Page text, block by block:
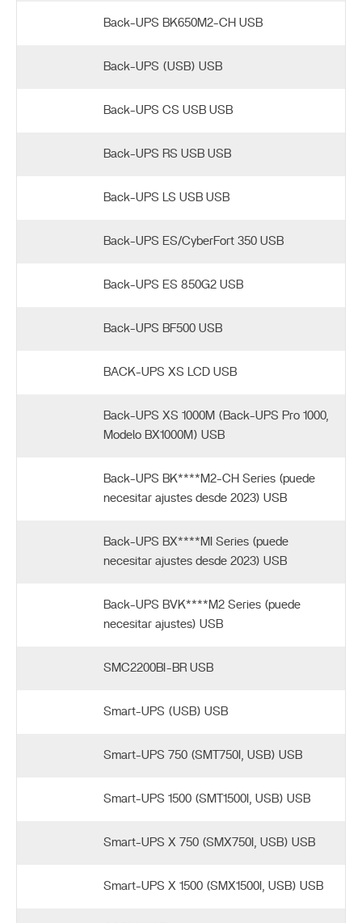
Back-UPS BK650M2-CH USB
Back-UPS (USB) USB
Back-UPS CS USB USB
Back-UPS RS USB USB
Back-UPS LS USB USB
Back-UPS ES/CyberFort 350 USB
Back-UPS ES 850G2 USB
Back-UPS BF500 USB
BACK-UPS XS LCD USB
Back-UPS XS 1000M (Back-UPS Pro 1000,
Modelo BX1000M) USB
Back-UPS BK****M2-CH Series (puede
necesitar ajustes desde 2023) USB
Back-UPS BX****MI Series (puede
necesitar ajustes desde 2023) USB
Back-UPS BVK****M2 Series (puede
necesitar ajustes) USB
SMC2200BI-BR USB
Smart-UPS (USB) USB
Smart-UPS 750 (SMT750I, USB) USB
Smart-UPS 1500 (SMT1500I, USB) USB
Smart-UPS X 750 (SMX750I, USB) USB
Smart-UPS X 1500 (SMX1500I, USB) USB